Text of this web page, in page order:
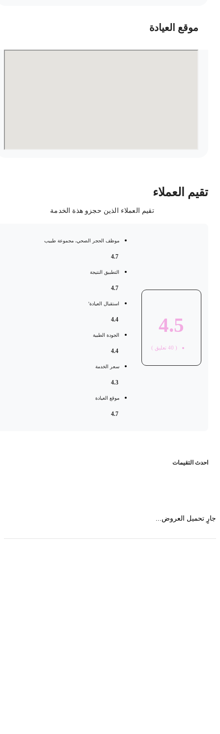
موقع العيادة
العملاء
تقيم العملاء الذين حجزو هذة الخدمة
4.5
40 تعليق )
موظف الحجر الصحي، مجموعة طبيب
التطبيق النتيجة
استقبال العيادة'
الجودة الطبية
سعر الخدمة
موقع العيادة
التقيمات
تحميل العروض...